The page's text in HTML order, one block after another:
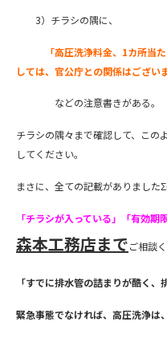
3）チラシの隅に、
「高圧洗浄料金、1カ所当た
しては、官公庁との関係はござい
などの注意書きがある。
チラシの隅々まで確認して、この
してください。
まさに、全ての記載がありまし
「チラシが入っている」「有効期
森本工務店までご相談
「すでに排水管の詰まりが酷く
緊急事態でなければ、高圧洗浄は